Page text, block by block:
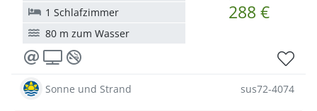
288 €
1 Schlafzimmer
80 m zum Wasser
Sonne und Strand sus72-4074